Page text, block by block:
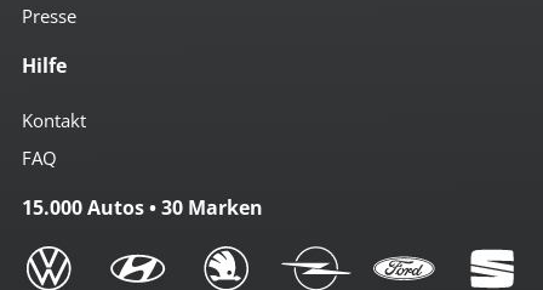
Presse
Hilfe
Kontakt
FAQ
15.000 Autos • 30 Marken